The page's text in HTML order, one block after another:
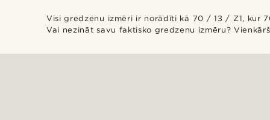
Visi gredzenu izmēri ir norādīti kā 70 / 13 / Z1, kur
Vai nezināt savu faktisko gredzenu izmēru?